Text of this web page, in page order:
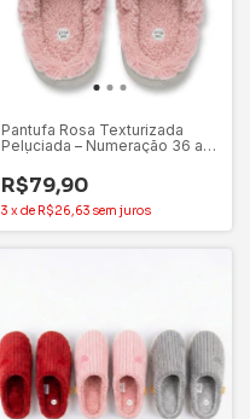
Pantufa Rosa Texturizada
Peluciada – Numeração 36 ao
R$79,90
3 x de R$26,63 sem juros